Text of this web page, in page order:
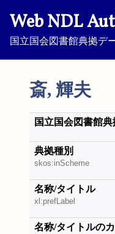
Web NDL
国立国会図書館典拠デ
斎, 輝夫
国立国会図書館
典拠種別
skos:inScheme
名称/タイトル
xl:prefLabel
名称/タイトルの